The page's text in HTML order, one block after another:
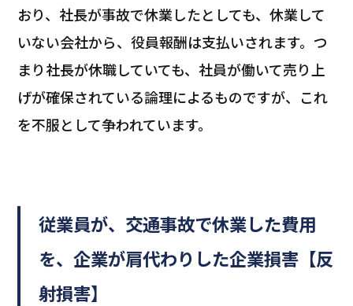
おり、社長が事故で休業したとしても、休業して
いない会社から、役員報酬は支払いされます。つ
まり社長が休職していても、社員が働いて売り上
げが確保されている論理によるものですが、これ
を不服として争われています。
従業員が、交通事故で休業した費用
を、企業が肩代わりした企業損害【反
射損害】